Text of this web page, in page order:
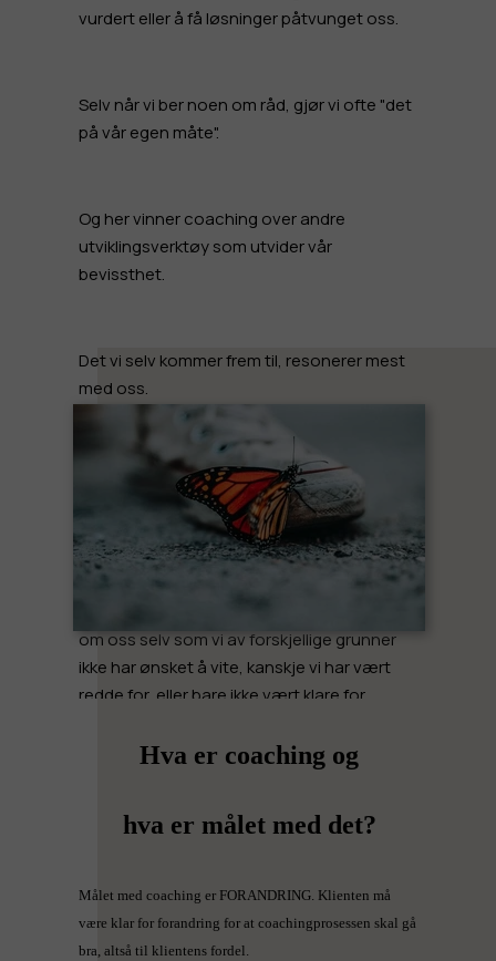
Hva er coaching og
hva er målet med det?
Målet med coaching er FORANDRING. Klienten må
være klar for forandring for at coachingprosessen skal gå
bra, altså til klientens fordel.
vurdert eller å få løsninger påtvunget oss.
Selv når vi ber noen om råd, gjør vi ofte "det
på vår egen måte".
Og her vinner coaching over andre
utviklingsverktøy som utvider vår
bevissthet.
Det vi selv kommer frem til, resonerer mest
med oss.
Og denne "aha"-effekten, altså "så det er
slik", som vi ofte opplever i
coachingprosessen, kan rydde opp i
blokkeringer som har vært i oss i årevis. Alt
dette fordi vi når dypt inn i vårt indre, lærer
om oss selv som vi av forskjellige grunner
ikke har ønsket å vite, kanskje vi har vært
redde for, eller bare ikke vært klare for.